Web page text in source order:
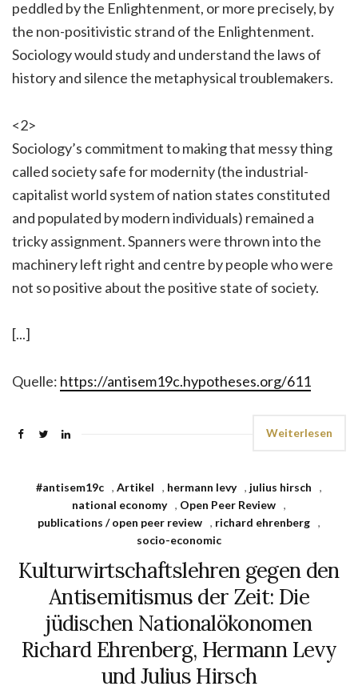
peddled by the Enlightenment, or more precisely, by
the non-positivistic strand of the Enlightenment.
Sociology would study and understand the laws of
history and silence the metaphysical troublemakers.
<2>
Sociology’s commitment to making that messy thing
called society safe for modernity (the industrial-
capitalist world system of nation states constituted
and populated by modern individuals) remained a
tricky assignment. Spanners were thrown into the
machinery left right and centre by people who were
not so positive about the positive state of society.
[...]
Quelle: https://antisem19c.hypotheses.org/611
Weiterlesen
#antisem19c , Artikel , hermann levy , julius hirsch
,
national economy , Open Peer Review ,
publications / open peer review , richard ehrenberg ,
socio-economic
Kulturwirtschaftslehren gegen den
Antisemitismus der Zeit: Die
jüdischen Nationalökonomen
Richard Ehrenberg, Hermann Levy
und Julius Hirsch